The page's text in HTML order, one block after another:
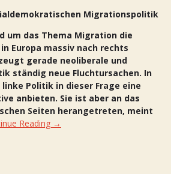
Migrationspolitik
um das Thema Migration die
Europa massiv nach rechts
gerade neoliberale und
ständig neue Fluchtursachen. In
Politik in dieser Frage eine
anbieten. Sie ist aber an das
Seiten herangetreten, meint
Reading →